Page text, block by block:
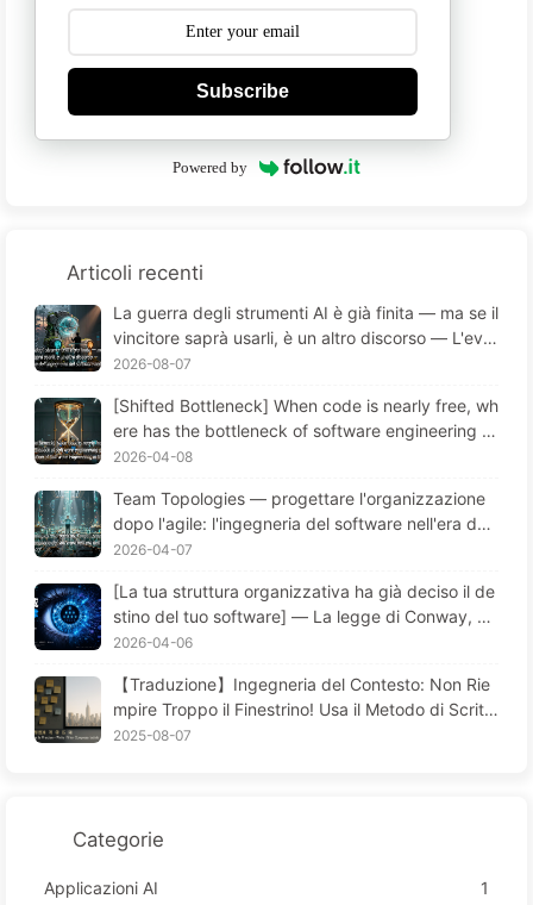
Subscribe
Powered by
Articoli recenti
La guerra degli strumenti AI è già finita — ma se il
vincitore saprà usarli, è un altro discorso — L'evol
uzione dell'ingegneria del software nell'era dell'AI
2026-08-07
[Shifted Bottleneck] When code is nearly free, wh
ere has the bottleneck of software engineering g
one? The Transformation of Software Engineering
2026-04-08
Team Topologies — progettare l'organizzazione
dopo l'agile: l'ingegneria del software nell'era del
l'AI (Learn AI Slowly 172)
2026-04-07
[La tua struttura organizzativa ha già deciso il de
stino del tuo software] — La legge di Conway, un
a legge fondamentale della gestione sottostimata
software nell'era dell'IA — Impara l'IA lentamente
171
2026-04-06
【Traduzione】Ingegneria del Contesto: Non Rie
mpire Troppo il Finestrino! Usa il Metodo di Scritt
ura e Filtraggio in Quattro Fasi, Fai Attenzione alla
2025-08-07
Categorie
Applicazioni AI
1